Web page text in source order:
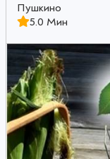
Пушкино
5.0 Мин